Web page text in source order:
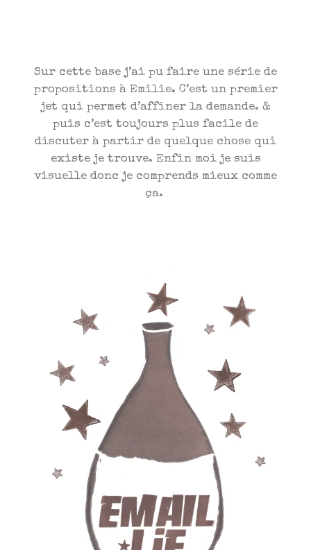
Sur cette base j’ai pu faire une série de
propositions à Emilie. C’est un premier
jet qui permet d’affiner la demande. &
puis c’est toujours plus facile de
discuter à partir de quelque chose qui
existe je trouve. Enfin moi je suis
visuelle donc je comprends mieux comme
ça.